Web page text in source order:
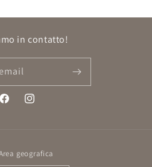
in contatto!
FacebookInstagram
geografica